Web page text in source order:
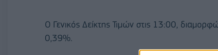
O Γενικός Δείκτης Τιμών στις 13:00,
0,39%.